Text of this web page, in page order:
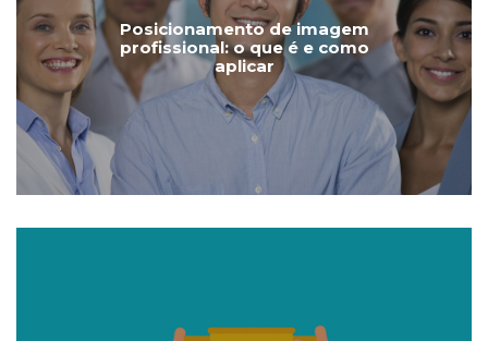
Posicionamento de imagem
profissional: o que é e como
aplicar